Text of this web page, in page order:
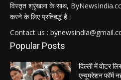
विस्तृत श्रृंखला के साथ, ByNewsIndia.com
करने के लिए प्रतिबद्ध है।
Contact us :
Popular Posts
दिल्ली में वोटर
एन्यूमरेशन फॉर्म